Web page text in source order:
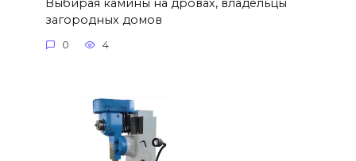
Выбирая камины на дровах, владельцы
загородных домов
0 4